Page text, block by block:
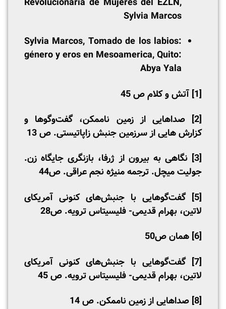
Sylvia Marcos
Sylvia Marcos, Tomado de los labios:
género y eros en Mesoamerica, Quito:
Abya Yala
[1]
آتش و کلام ص 45
[2]
صداهایی از زمین ناممکن، گفت‌وگوها و
کزارش هایی از سرزمین جنبش زاپاتیستی. ص 13
[3]
نگاهی به بیرون از ژرفا، بازنگری جایگاه زن.
جولیت میچل. ترجمه منیژه نجم عراقی. ص44
[5]
گفت‌گوهایی با جنبش‌های کنونی آمریکای
لاتین، بهرام قدیمی- فلیسیتاس ترویه. ص28
[6]
همان ص50
[7]
گفت‌گوهایی با جنبش‌های کنونی آمریکای
لاتین، بهرام قدیمی- فلیسیتاس ترویه. ص 45
[8]
صداهایی از زمین ناممکن. ص 14